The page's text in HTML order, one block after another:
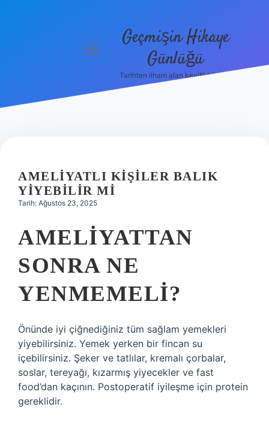
Hakkımızda
menüyü
Geçmişin Hikaye
Günlüğü
Tarihten ilham alan keyifli bilgiler!
AMELIYATLI KIŞILER BALIK
YIYEBILIR MI
Tarih: Ağustos 23, 2025
AMELIYATTAN
SONRA NE
YENMEMELI?
Önünde iyi çiğnediğiniz tüm sağlam yemekleri
yiyebilirsiniz. Yemek yerken bir fincan su
içebilirsiniz. Şeker ve tatlılar, kremalı çorbalar,
soslar, tereyağı, kızarmış yiyecekler ve fast
food’dan kaçının. Postoperatif iyileşme için protein
gereklidir.